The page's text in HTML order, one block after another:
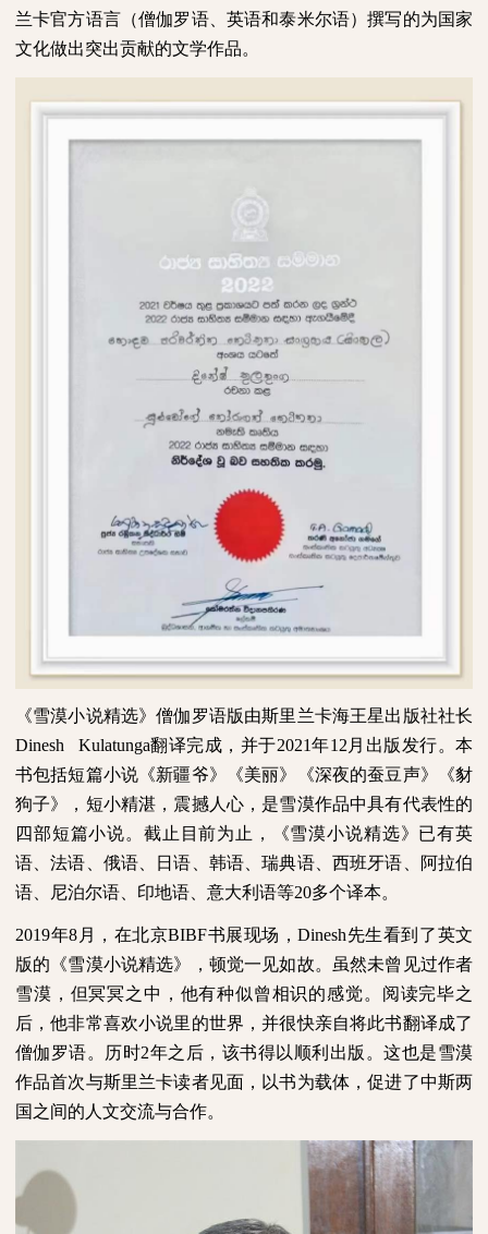
兰卡官方语言（僧伽罗语、英语和泰米尔语）撰写的为国家
文化做出突出贡献的文学作品。
《雪漠小说精选》僧伽罗语版由斯里兰卡海王星出版社社长
Dinesh Kulatunga翻译完成，并于2021年12 月出版发行。本
书包括短篇小说《新疆爷》《美丽》《深夜的蚕豆声》《豺
狗子》，短小精湛，震撼人心，是雪漠作品中具有代表性的
四部短篇小说。截止目前为止，《雪漠小说精选》已有英
语、法语、俄语、日语、韩语、瑞典语、西班牙语、阿拉伯
语、尼泊尔语、印地语、意大利语等20多个译本。
2019年8 月，在北京BIBF书展现场，Dinesh先生看到了英文
版的《雪漠小说精选》，顿觉一见如故。虽然未曾见过作者
雪漠，但冥冥之中，他有种似曾相识的感觉。阅读完毕之
后，他非常喜欢小说里的世界，并很快亲自将此书翻译成了
僧伽罗语。历时2年之后，该书得以顺利出版。这也是雪漠
作品首次与斯里兰卡读者见面，以书为载体，促进了中斯两
国之间的人文交流与合作。